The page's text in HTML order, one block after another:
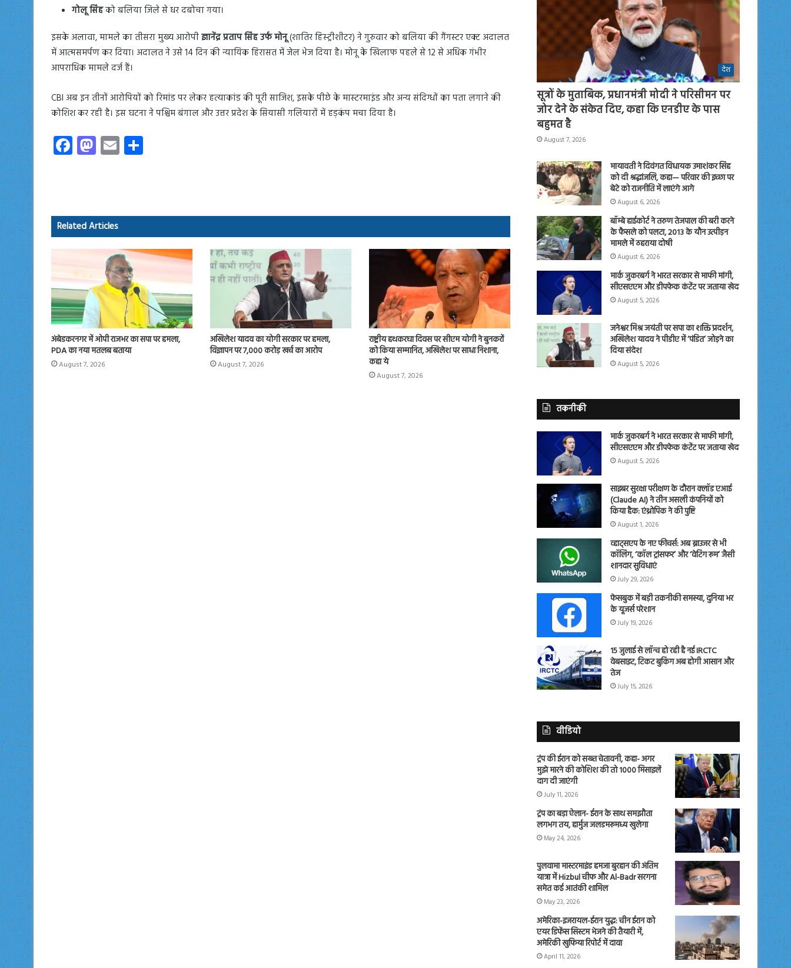
गोलू सिंहको बलिया जिले से धर दबोचा गया।
इसके अलावा, मामले का तीसरा मुख्य आरोपीज्ञानेंद्र प्रताप सिंह उर्फ मोनू(शातिर हिस्ट्रीशीटर) ने गुरुवार को बलिया की गैंगस्टर एक्ट अदालत
में आत्मसमर्पण कर दिया। अदालत ने उसे 14 दिन की न्यायिक हिरासत में जेल भेज दिया है। मोनू के खिलाफ पहले से 12 से अधिक गंभीर
आपराधिक मामले दर्ज हैं।
CBI अब इन तीनों आरोपियों को रिमांड पर लेकर हत्याकांड की पूरी साजिश, इसके पीछे के मास्टरमाइंड और अन्य संदिग्धों का पता लगाने की
कोशिश कर रही है। इस घटना ने पश्चिम बंगाल और उत्तर प्रदेश के सियासी गलियारों में हड़कंप मचा दिया है।
Fa
ce
ok
M
as
o
n
E
m
Related Articles
अंबेडकरनगर में ओपी राजभर का सपा पर हमला,
PDA का नया मतलब बताया
August 7, 2026
अखिलेश यादव का योगी सरकार पर हमला,
विज्ञापन पर 7,000 करोड़ खर्च का आरोप
August 7, 2026
राष्ट्रीय हथकरघा दिवस पर सीएम योगी ने बुनकरों
को किया सम्मानित, अखिलेश पर साधा निशाना,
कहा ये
August 7, 2026
देश
सूत्रों के मुताबिक, प्रधानमंत्री मोदी ने परिसीमन पर
जोर देने के संकेत दिए, कहा कि एनडीए के पास
बहुमत है
August 7, 2026
मायावती ने दिवंगत विधायक उमाशंकर सिंह
को दी श्रद्धांजलि, कहा— परिवार की इच्छा पर
बेटे को राजनीति में लाएंगे आगे
August 6, 2026
बॉम्बे हाईकोर्ट ने तरुण तेजपाल की बरी करने
के फैसले को पलटा, 2013 के यौन उत्पीड़न
मामले में ठहराया दोषी
August 6, 2026
मार्क जुकरबर्ग ने भारत सरकार से माफी मांगी,
सीएसएएम और डीपफेक कंटेंट पर जताया खेद
August 5, 2026
जनेश्वर मिश्र जयंती पर सपा का शक्ति प्रदर्शन,
अखिलेश यादव ने पीडीए में ‘पंडित’ जोड़ने का
दिया संदेश
August 5, 2026
तकनीकी
मार्क जुकरबर्ग ने भारत सरकार से माफी मांगी,
सीएसएएम और डीपफेक कंटेंट पर जताया खेद
August 5, 2026
साइबर सुरक्षा परीक्षण के दौरान क्लॉड एआई
(Claude AI) ने तीन असली कंपनियों को
किया हैक: एंथ्रोपिक ने की पुष्टि
August 1, 2026
व्हाट्सएप के नए फीचर्स: अब ब्राउजर से भी
कॉलिंग, ‘कॉल ट्रांसफर’ और ‘वेटिंग रूम’ जैसी
शानदार सुविधाएं
July 29, 2026
फेसबुक में बड़ी तकनीकी समस्या, दुनिया भर
के यूजर्स परेशान
July 19, 2026
15 जुलाई से लॉन्च हो रही है नई IRCTC
वेबसाइट, टिकट बुकिंग अब होगी आसान और
तेज
July 15, 2026
वीडियो
ट्रंप की ईरान को सख्त चेतावनी, कहा- अगर
मुझे मारने की कोशिश की तो 1000 मिसाइलें
दाग दी जाएंगी
July 11, 2026
ट्रंप का बड़ा ऐलान- ईरान के साथ समझौता
लगभग तय, हार्मुज जलडमरूमध्य खुलेगा
May 24, 2026
पुलवामा मास्टरमाइंड हमजा बुरहान की अंतिम
यात्रा में Hizbul चीफ और Al-Badr सरगना
समेत कई आतंकी शामिल
May 23, 2026
अमेरिका-इजरायल-ईरान युद्ध: चीन ईरान को
एयर डिफेंस सिस्टम भेजने की तैयारी में,
अमेरिकी खुफिया रिपोर्ट में दावा
April 11, 2026